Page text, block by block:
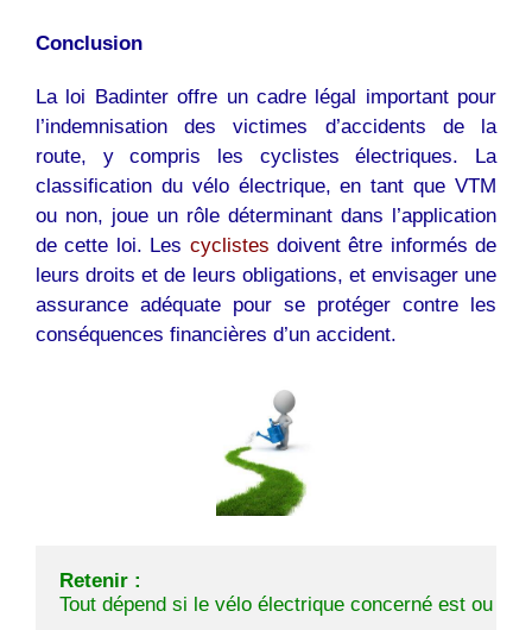
Conclusion
La loi Badinter offre un cadre légal important pour
l’indemnisation des victimes d’accidents de la
route, y compris les cyclistes électriques. La
classification du vélo électrique, en tant que VTM
ou non, joue un rôle déterminant dans l’application
de cette loi. Les cyclistes doivent être informés de
leurs droits et de leurs obligations, et envisager une
assurance adéquate pour se protéger contre les
conséquences financières d’un accident.
Retenir :
Tout dépend si le vélo électrique concerné est ou